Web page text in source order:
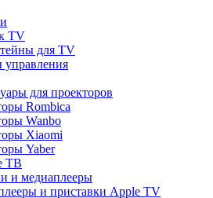
TV
для TV
управления
для проекторов
Rombica
Wanbo
Xiaomi
Yaber
ТВ
и медиаплееры
и приставки Apple TV